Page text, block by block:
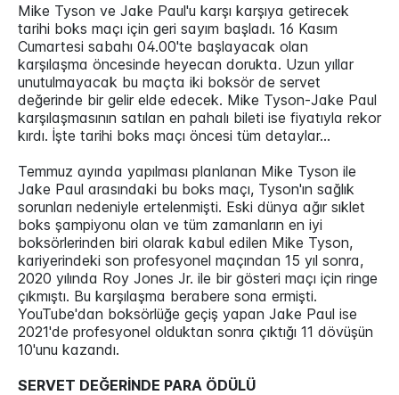
Mike Tyson ve Jake Paul'u karşı karşıya getirecek
tarihi boks maçı için geri sayım başladı. 16 Kasım
Cumartesi sabahı 04.00'te başlayacak olan
karşılaşma öncesinde heyecan dorukta. Uzun yıllar
unutulmayacak bu maçta iki boksör de servet
değerinde bir gelir elde edecek. Mike Tyson-Jake Paul
karşılaşmasının satılan en pahalı bileti ise fiyatıyla rekor
kırdı. İşte tarihi boks maçı öncesi tüm detaylar…
Temmuz ayında yapılması planlanan Mike Tyson ile
Jake Paul arasındaki bu boks maçı, Tyson'ın sağlık
sorunları nedeniyle ertelenmişti. Eski dünya ağır sıklet
boks şampiyonu olan ve tüm zamanların en iyi
boksörlerinden biri olarak kabul edilen Mike Tyson,
kariyerindeki son profesyonel maçından 15 yıl sonra,
2020 yılında Roy Jones Jr. ile bir gösteri maçı için ringe
çıkmıştı. Bu karşılaşma berabere sona ermişti.
YouTube'dan boksörlüğe geçiş yapan Jake Paul ise
2021'de profesyonel olduktan sonra çıktığı 11 dövüşün
10'unu kazandı.
SERVET DEĞERİNDE PARA ÖDÜLÜ